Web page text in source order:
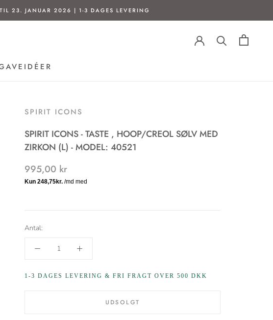
23. JANUAR 2026 | 1-3 DAGES LEVERING
SPIRIT ICONS
SPIRIT ICONS - TASTE , HOOP/CREOL SØLV MED
ZIRKON (L) - MODEL: 40521
995,00 kr
Antal:
1-3 DAGES LEVERING & FRI FRAGT OVER 500 DKK
UDSOLGT